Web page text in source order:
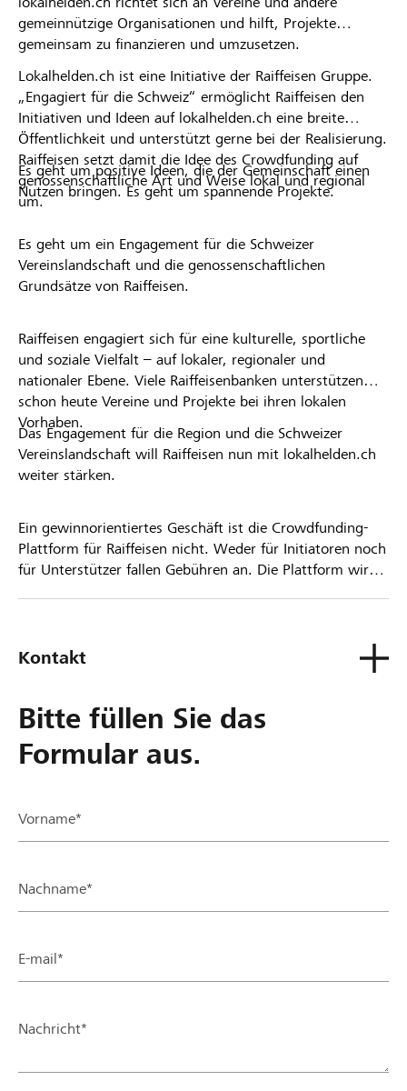
gemeinnützige Organisationen und hilft, Projekte
gemeinsam zu finanzieren und umzusetzen.
Lokalhelden.ch ist eine Initiative der Raiffeisen Gruppe.
„Engagiert für die Schweiz“ ermöglicht Raiffeisen den
Initiativen und Ideen auf lokalhelden.ch eine breite
Öffentlichkeit und unterstützt gerne bei der Realisierung.
Raiffeisen setzt damit die Idee des Crowdfunding auf
genossenschaftliche Art und Weise lokal und regional
um.
Es geht um positive Ideen, die der Gemeinschaft einen
Nutzen bringen. Es geht um spannende Projekte.
Es geht um ein Engagement für die Schweizer
Vereinslandschaft und die genossenschaftlichen
Grundsätze von Raiffeisen.
Raiffeisen engagiert sich für eine kulturelle, sportliche
und soziale Vielfalt – auf lokaler, regionaler und
nationaler Ebene. Viele Raiffeisenbanken unterstützen
schon heute Vereine und Projekte bei ihren lokalen
Vorhaben.
Das Engagement für die Region und die Schweizer
Vereinslandschaft will Raiffeisen nun mit lokalhelden.ch
weiter stärken.
Ein gewinnorientiertes Geschäft ist die Crowdfunding-
Plattform für Raiffeisen nicht. Weder für Initiatoren noch
für Unterstützer fallen Gebühren an. Die Plattform wird
Kontakt
Bitte füllen Sie das
Formular aus.
Vorname*
Nachname*
E-mail*
Nachricht*